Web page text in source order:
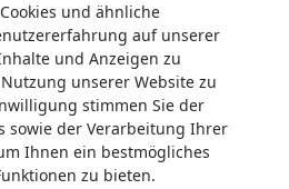
und ähnliche
auf unserer
und Anzeigen zu
unserer Website zu
stimmen Sie der
sowie der Verarbeitung Ihrer
Ihnen ein bestmögliches
zu bieten.
Mixpakete RINTI
Dose 24 x 400g